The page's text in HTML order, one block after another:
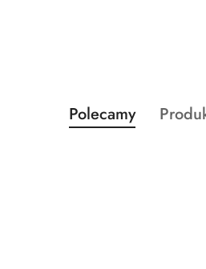
Pomiń karuzelę produktów
Produkty
o
Polecamy